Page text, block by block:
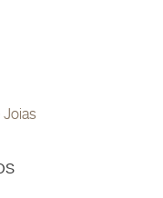
Joias